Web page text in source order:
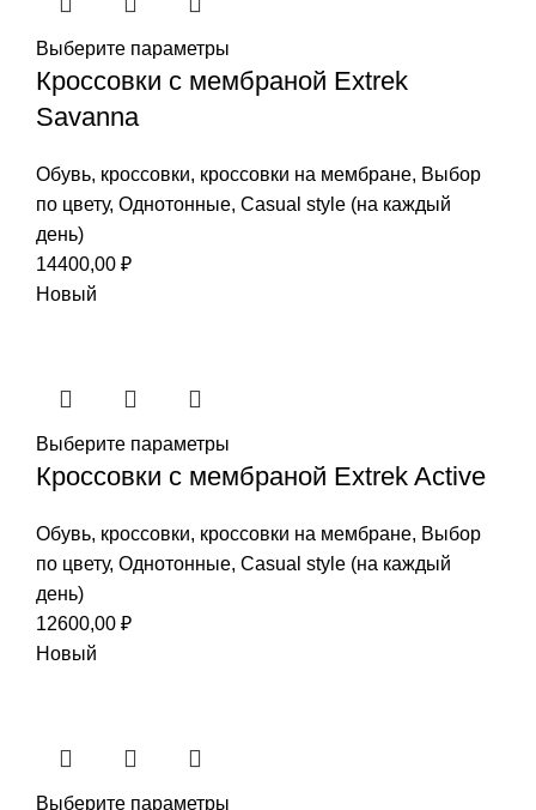
Выберите параметры
Кроссовки с мембраной Extrek
Savanna
Обувь, кроссовки, кроссовки на мембране, Выбор
по цвету, Однотонные, Casual style (на каждый
день)
14400,00 ₽
Новый
Выберите параметры
Кроссовки с мембраной Extrek Active
Обувь, кроссовки, кроссовки на мембране, Выбор
по цвету, Однотонные, Casual style (на каждый
день)
12600,00 ₽
Новый
Выберите параметры